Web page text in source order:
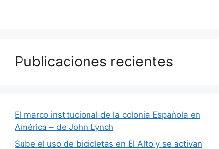
Publicaciones recientes
El marco institucional de la colonia Española en
América – de John Lynch
Sube el uso de bicicletas en El Alto y se activan